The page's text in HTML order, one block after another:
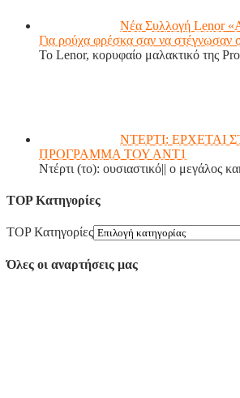
Νέα Συλλογή Lenor
Για ρούχα φρέσκα σαν να στέγνωσαν
Το Lenor, κορυφαίο μαλακτικό της
ΝΤΕΡΤΙ: ΕΡΧΕΤΑΙ
ΠΡΟΓΡΑΜΜΑ ΤΟΥ ΑΝΤ1
Ντέρτι (το): ουσιαστικό|| ο μεγάλος
TOP Κατηγορίες
TOP Κατηγορίες
Όλες οι αναρτήσεις μας